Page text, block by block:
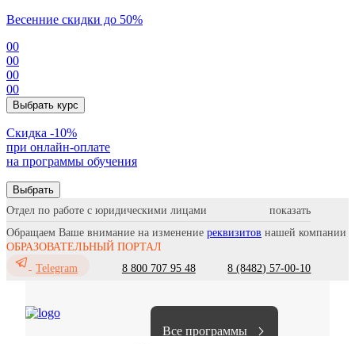
Весенние скидки до 50%
00
00
00
00
Выбрать курс
Cкидка -10%
при онлайн-оплате
на программы обучения
Выбрать
Отдел по работе с юридическими лицами
Обращаем Ваше внимание на изменение реквизитов нашей компании
ОБРАЗОВАТЕЛЬНЫЙ ПОРТАЛ
Telegram
8 800 707 95 48 8 (8482) 57-00-10
Все программы